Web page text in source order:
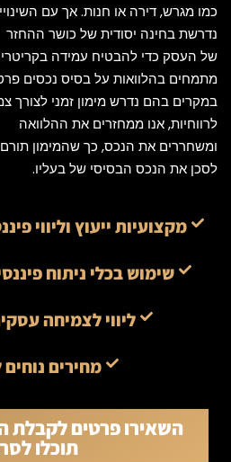
כמו מגרש, דירה או חנות. אך עם
נדרשת בחינה יסודית של כושר ההחזר
של העסק כדי להבטיח עמידה
מתמחים בהלוואות על בסיס נכסים
במקרים בהם נדרש מימון זמני לצורך
לרווחיות, אנו ממחזרים את ההלוואה
ומשחררים את הנכס, כך שהמימון
לסכן את הנכס הבסיסי של בעליו.
מקצועיות ייעוץ וליווי
שימוש בכלי ניתוח
ליווי לצמיחה
מחירים
השאירו פרטים
תוכלו